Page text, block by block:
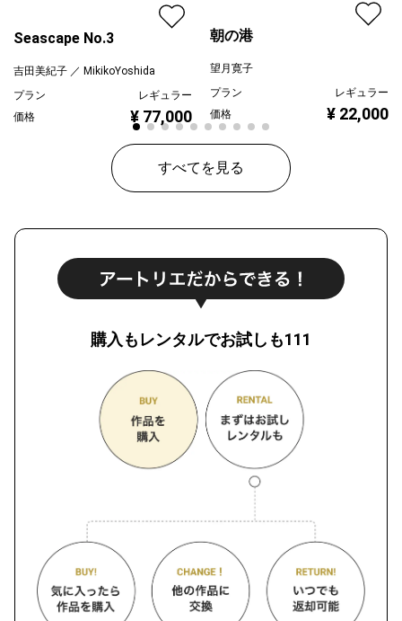
Seascape No.3
吉田美紀子 ／ MikikoYoshida
プラン
レギュラー
価格
¥ 77,000
朝の港
望月寛子
プラン
レギュラー
価格
¥ 22,000
すべてを見る
購入もレンタルでお試しも111